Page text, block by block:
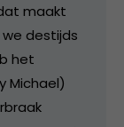
maakt
destijds
het
Michael)